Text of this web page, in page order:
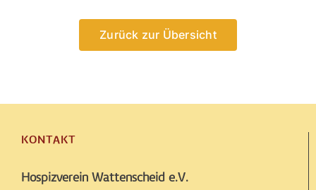
Zurück zur Übersicht
KONTAKT
Hospizverein Wattenscheid e.V.